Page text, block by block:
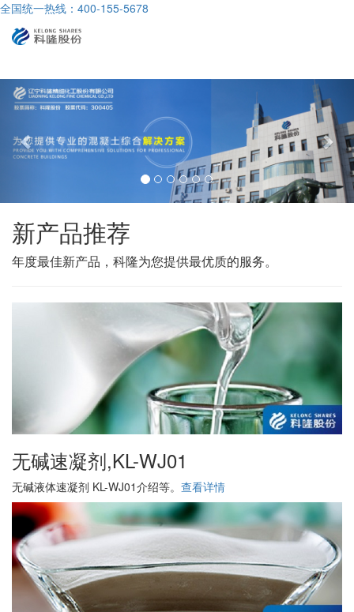
全国统一热线：400-155-5678
前
一
个
一
个
新产品推荐
年度最佳新产品，科隆为您提供最优质的服务。
无碱速凝剂,KL-WJ01
无碱液体速凝剂 KL-WJ01介绍等。 查看详情